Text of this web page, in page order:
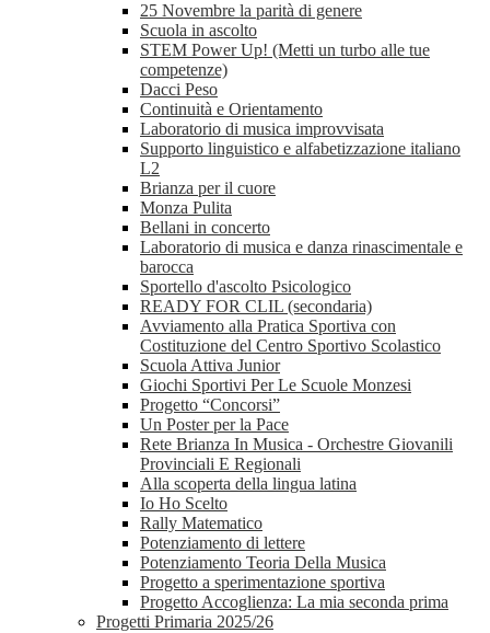
25 Novembre la parità di genere
Scuola in ascolto
STEM Power Up! (Metti un turbo alle tue
competenze)
Dacci Peso
Continuità e Orientamento
Laboratorio di musica improvvisata
Supporto linguistico e alfabetizzazione italiano
L2
Brianza per il cuore
Monza Pulita
Bellani in concerto
Laboratorio di musica e danza rinascimentale e
barocca
Sportello d'ascolto Psicologico
READY FOR CLIL (secondaria)
Avviamento alla Pratica Sportiva con
Costituzione del Centro Sportivo Scolastico
Scuola Attiva Junior
Giochi Sportivi Per Le Scuole Monzesi
Progetto “Concorsi”
Un Poster per la Pace
Rete Brianza In Musica - Orchestre Giovanili
Provinciali E Regionali
Alla scoperta della lingua latina
Io Ho Scelto
Rally Matematico
Potenziamento di lettere
Potenziamento Teoria Della Musica
Progetto a sperimentazione sportiva
Progetto Accoglienza: La mia seconda prima
Progetti Primaria 2025/26